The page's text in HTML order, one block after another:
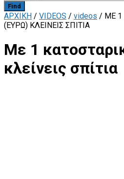
Find
ΑΡΧΙΚΗ / VIDEOS / videos / ΜΕ 1
(ΕΥΡΏ) ΚΛΕΊΝΕΙΣ ΣΠΊΤΙΑ
Με 1
κλείνεις σπίτια